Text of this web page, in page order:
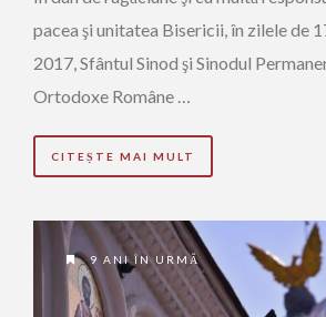
pacea şi unitatea Bisericii, în zilele de
2017, Sfântul Sinod şi Sinodul
Ortodoxe Române …
CITEȘTE MAI MULT
9 ANI ÎN URMĂ